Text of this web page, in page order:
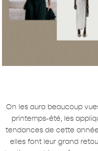
On les aura beaucoup
printemps-été, les
tendances de cette
elles font leur grand